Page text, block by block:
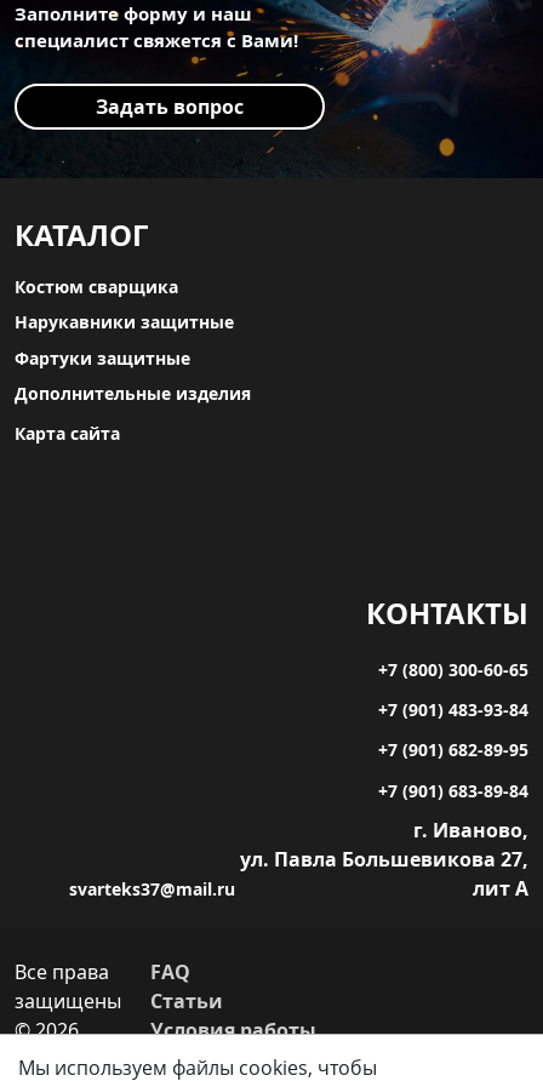
Мы используем файлы cookies, чтобы
Заполните форму и наш
специалист свяжется с Вами!
Задать вопрос
КАТАЛОГ
Костюм сварщика
Нарукавники защитные
Фартуки защитные
Дополнительные изделия
Карта сайта
КОНТАКТЫ
+7 (800) 300-60-65
+7 (901) 483-93-84
+7 (901) 682-89-95
+7 (901) 683-89-84
svarteks37@mail.ru
г. Иваново,
ул. Павла Большевикова 27,
лит А
Все права
защищены
©2026
Свартекс
FAQ
Статьи
Условия работы
Условия доставки